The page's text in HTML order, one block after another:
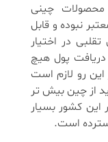
چینی
نبوده و قابل
در اختیار
پول هیچ
این رو لازم است
از چین بیش تر
کشور بسیار
است.